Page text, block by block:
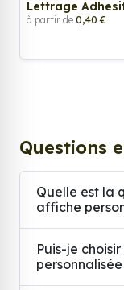
Lettrage
à partir de 0,40 €
Questions
Quelle est la
affiche
Puis-je
personnalisée